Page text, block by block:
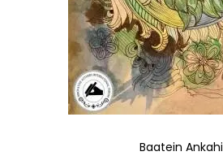
Baatein Ankahi